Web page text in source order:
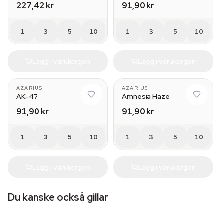
227,42 kr
1 3 5 10
91,90 kr
1 3 5 10
AZARIUS
AK-47
91,90 kr
1 3 5 10
AZARIUS
Amnesia Haze
91,90 kr
1 3 5 10
Du kanske också gillar